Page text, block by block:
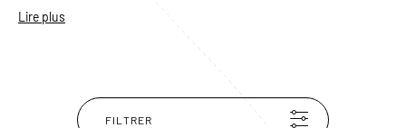
dorés du temple royal Wat Phra Kaeo scintillent au
raffinées d’Asie, ainsi que la capitale des massages, à
tester absolument au Wat Pho. Lorsque la chaleur
Lire plus
FILTRER